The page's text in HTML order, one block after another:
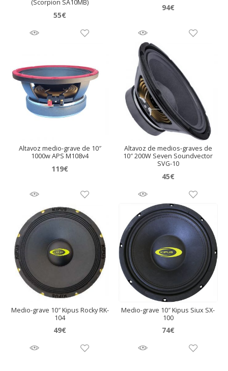
(Scorpion SA10MB)
55€
94€
Altavoz medio-grave de 10″
1000w APS M108v4
119€
Altavoz de medios-graves de
10″ 200W Seven Soundvector
SVG-10
45€
Medio-grave 10″ Kipus Rocky RK-
104
49€
Medio-grave 10″ Kipus Siux SX-
100
74€